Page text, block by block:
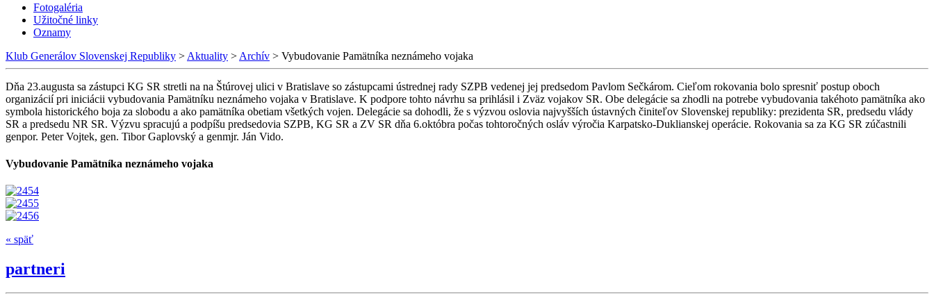
Fotogaléria
Užitočné linky
Oznamy
Klub Generálov Slovenskej Republiky > Aktuality > Archív > Vybudovanie Pamätníka neznámeho vojaka
Dňa 23.augusta sa zástupci KG SR stretli na na Štúrovej ulici v Bratislave so zástupcami ústrednej rady SZPB vedenej jej predsedom Pavlom Sečkárom. Cieľom rokovania bolo spresniť postup oboch
organizácií pri iniciácii vybudovania Pamätníku neznámeho vojaka v Bratislave. K podpore tohto návrhu sa prihlásil i Zväz vojakov SR. Obe delegácie sa zhodli na potrebe vybudovania takéhoto pamätníka ako
symbola historického boja za slobodu a ako pamätníka obetiam všetkých vojen. Delegácie sa dohodli, že s výzvou oslovia najvyšších ústavných činiteľov Slovenskej republiky: prezidenta SR, predsedu vlády
SR a predsedu NR SR. Výzvu spracujú a podpíšu predsedovia SZPB, KG SR a ZV SR dňa 6.októbra počas tohtoročných osláv výročia Karpatsko-Duklianskej operácie. Rokovania sa za KG SR zúčastnili
genpor. Peter Vojtek, gen. Tibor Gaplovský a genmjr. Ján Vido.
Vybudovanie Pamätníka neznámeho vojaka
« späť
partneri